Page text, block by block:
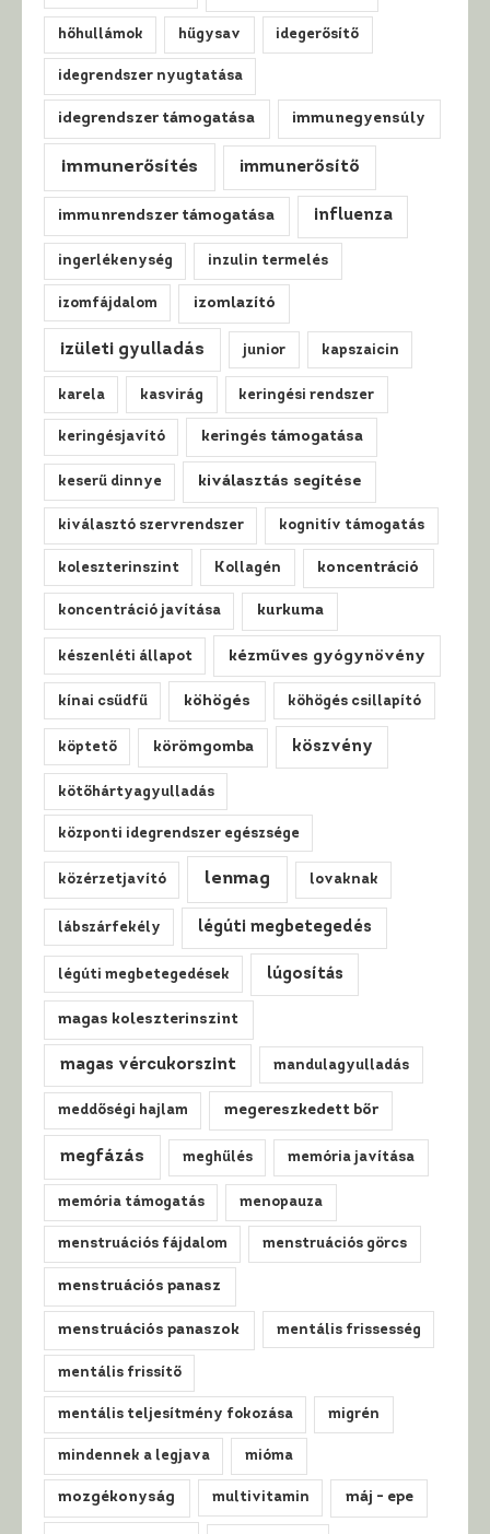
hőhullámok hűgysav idegerősítő
idegrendszer nyugtatása
idegrendszer támogatása immunegyensúly
immunerősítés immunerősítő
immunrendszer támogatása influenza
ingerlékenység inzulin termelés
izomfájdalom izomlazító
izületi gyulladás junior kapszaicin
karela kasvirág keringési rendszer
keringésjavító keringés támogatása
keserű dinnye kiválasztás segítése
kiválasztó szervrendszer kognitív támogatás
koleszterinszint Kollagén koncentráció
koncentráció javítása kurkuma
készenléti állapot kézműves gyógynövény
kínai csűdfű köhögés köhögés csillapító
köptető körömgomba köszvény
kötőhártyagyulladás
központi idegrendszer egészsége
közérzetjavító lenmag lovaknak
lábszárfekély légúti megbetegedés
légúti megbetegedések lúgosítás
magas koleszterinszint
magas vércukorszint mandulagyulladás
meddőségi hajlam megereszkedett bőr
megfázás meghűlés memória javítása
memória támogatás menopauza
menstruációs fájdalom menstruációs görcs
menstruációs panasz
menstruációs panaszok mentális frissesség
mentális frissítő
mentális teljesítmény fokozása migrén
mindennek a legjava mióma
mozgékonyság multivitamin máj - epe